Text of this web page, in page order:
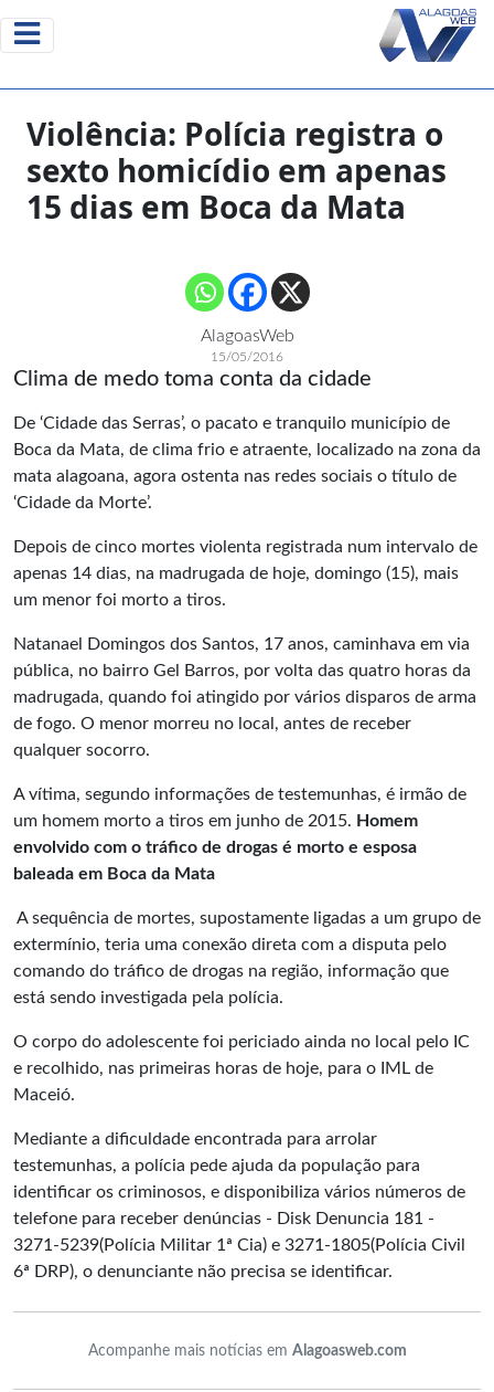
Violência: Polícia registra o
sexto homicídio em apenas
15 dias em Boca da Mata
AlagoasWeb
15/05/2016
Clima de medo toma conta da cidade
De ‘Cidade das Serras’, o pacato e tranquilo município de
Boca da Mata, de clima frio e atraente, localizado na zona da
mata alagoana, agora ostenta nas redes sociais o título de
‘Cidade da Morte’.
Depois de cinco mortes violenta registrada num intervalo de
apenas 14 dias, na madrugada de hoje, domingo (15), mais
um menor foi morto a tiros.
Natanael Domingos dos Santos, 17 anos, caminhava em via
pública, no bairro Gel Barros, por volta das quatro horas da
madrugada, quando foi atingido por vários disparos de arma
de fogo. O menor morreu no local, antes de receber
qualquer socorro.
A vítima, segundo informações de testemunhas, é irmão de
um homem morto a tiros em junho de 2015. Homem
envolvido com o tráfico de drogas é morto e esposa
baleada em Boca da Mata
A sequência de mortes, supostamente ligadas a um grupo de
extermínio, teria uma conexão direta com a disputa pelo
comando do tráfico de drogas na região, informação que
está sendo investigada pela polícia.
O corpo do adolescente foi periciado ainda no local pelo IC
e recolhido, nas primeiras horas de hoje, para o IML de
Maceió.
Mediante a dificuldade encontrada para arrolar
testemunhas, a polícia pede ajuda da população para
identificar os criminosos, e disponibiliza vários números de
telefone para receber denúncias - Disk Denuncia 181 -
3271-5239(Polícia Militar 1ª Cia) e 3271-1805(Polícia Civil
6ª DRP), o denunciante não precisa se identificar.
Acompanhe mais notícias em Alagoasweb.com